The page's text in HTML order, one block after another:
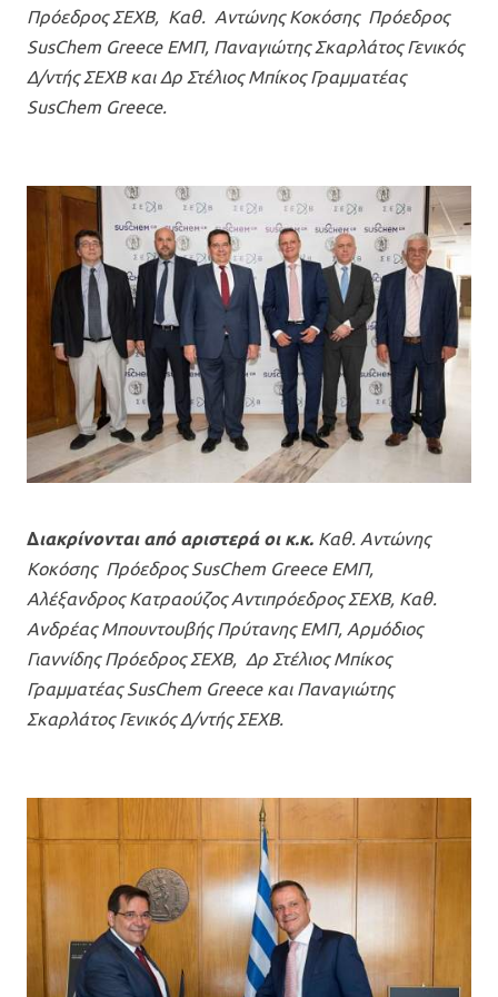
Πρόεδρος ΣΕΧΒ, Καθ. Αντώνης Κοκόσης Πρόεδρος
SusChem Greece ΕΜΠ, Παναγιώτης Σκαρλάτος Γενικός
Δ/ντής ΣΕΧΒ και Δρ Στέλιος Μπίκος Γραμματέας
SusChem Greece.
Διακρίνονται από αριστερά οι κ.κ. Καθ. Αντώνης
Κοκόσης Πρόεδρος SusChem Greece ΕΜΠ,
Aλέξανδρος Κατραούζος Αντιπρόεδρος ΣΕΧΒ, Καθ.
Ανδρέας Μπουντουβής Πρύτανης ΕΜΠ, Αρμόδιος
Γιαννίδης Πρόεδρος ΣΕΧΒ, Δρ Στέλιος Μπίκος
Γραμματέας SusChem Greece και Παναγιώτης
Σκαρλάτος Γενικός Δ/ντής ΣΕΧΒ.